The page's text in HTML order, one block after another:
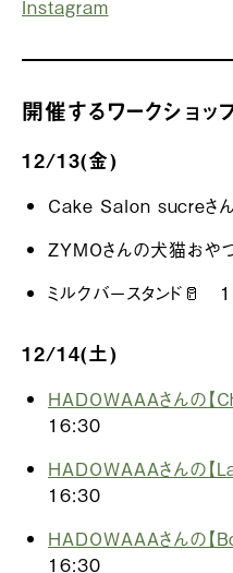
Instagram
開催するワークショッ
12/13(金)
Cake Salon sucreさん
ZYMOさんの犬猫おや
ミルクバースタンド
12/14(土)
HADOWAAAさんの
16:30
HADOWAAAさんの【
16:30
HADOWAAAさんの【
16:30